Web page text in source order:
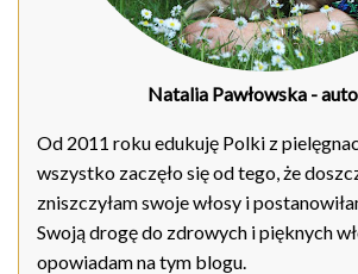
Natalia Pawłowska -
Od 2011 roku edukuję Polki z
wszystko zaczęło się od tego, że
zniszczyłam swoje włosy i
Swoją drogę do zdrowych i pięknych
opowiadam na tym blogu.